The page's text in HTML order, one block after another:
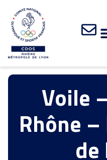
Voile
Rhône
de